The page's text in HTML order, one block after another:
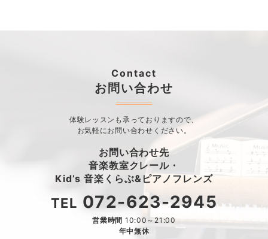
Contact
お問い合わせ
体験レッスンも承っておりますので、
お気軽にお問い合わせください。
お問い合わせ先
音楽教室クレール・
Kid’s 音楽くらぶ&ピアノフレンズ
TEL 072-623-2945
営業時間 10:00～21:00
年中無休